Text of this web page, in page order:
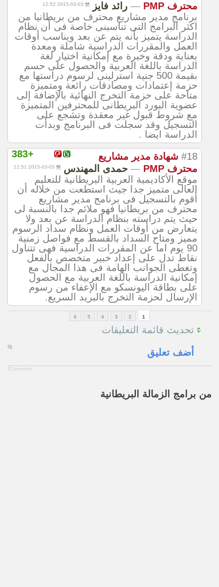
محترف PMP
— رائد فايز 2015-03-03 12:52
برنامج مدير مشاريع محترف من بريطانيا من
اكثر البرامج التى تناسبنى خاصة فى أن نظام
الدراسة يتميز بأنه يتم عن بعد ويناسب أوقات
العمل والمقررات الدراسية شاملة ومعدة
بعناية ودقة وخبرة مع إمكانية اختيار لغة
الدراسة باللغة العربية والحصول على حسم
بقيمة 500 جنية استرلينى لرسوم دراستها مع
حزمة إعتمادات ومصادقات رائعة ومتميزة
متاحة على حزمة التخرج النهائية بالإضافة إلى
عضوية البورد البريطانى للمحترفين المتميزة
مع شروط قبول غير معقدة وتشجع على
التسجيل وقد سجلت فى البرنامج وبدأت
الدراسة ايضا .
+383
#18 شهادة مدير مشاريع
محترف PMP
— حمدى المهندس 2015-03-03 12:51
موقع الأكاديمية العربية البريطانية للتعليم
العالى متميز جدا جيث استطعت من خلاله أن
أقوم بالتسجيل فى برنامج مدير مشاريع
محترف من بريطانيا فهو ملائم جدا بالنسبة لى
حيث يتم دراسته بنظام الدراسة عن بعد ولا
يتعارض من أوقات العمل ونظام سداد الرسوم
مميز ومتاح السداد بالقسط مع فواصل زمنية
90 يوم اما عن المقررات الدراسية فهى تتناول
نقاط تدل على إعداد خبير متخصص بالفعل
وتغطى الجوانب الهامة فى هذا المجال مع
إمكانية الدراسة باللغة العربية مع الحصول
على بطاقة اليونسكو مع الإعفاء من رسوم
الإرسال لحزمة التخرج بالبريد السريع.
1
2
3
4
5
6
تحديث قائمة التعليقات
أضف تعليق
JComments
من برامج الزمالة البريطانية